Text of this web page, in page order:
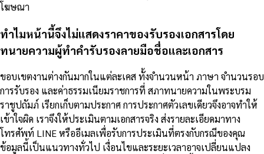
โฆษณา
ทำไมหน้านี้จึงไม่แสดงราคาของรับรองเอกสารโดย
ทนายความผู้ทำคำรับรองลายมือชื่อและเอกสาร
ขอบเขตงานต่างกันมากในแต่ละเคส ทั้งจำนวนหน้า ภาษา จำนวนรอบ
การรับรอง และค่าธรรมเนียมราชการที่ สภาทนายความในพระบรม
ราชูปถัมภ์ เรียกเก็บตามประกาศ การประกาศตัวเลขเดียวจึงอาจทำให้
เข้าใจผิด เราจึงให้ประเมินตามเอกสารจริง ส่งรายละเอียดมาทาง
โทรศัพท์ LINE หรืออีเมลเพื่อรับการประเมินที่ตรงกับกรณีของคุณ
ข้อมูลนี้เป็นแนวทางทั่วไป เงื่อนไขและระยะเวลาอาจเปลี่ยนแปลง